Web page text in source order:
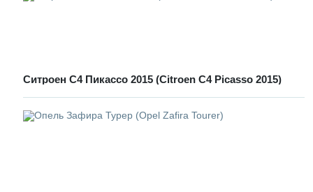
Ситроен С4 Пикассо 2015 (Citroen C4 Picasso 2015)